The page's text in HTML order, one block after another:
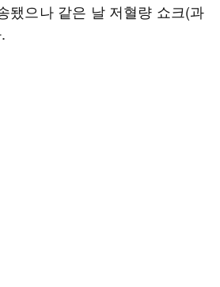
됐으나 같은 날 저혈량 쇼크(과